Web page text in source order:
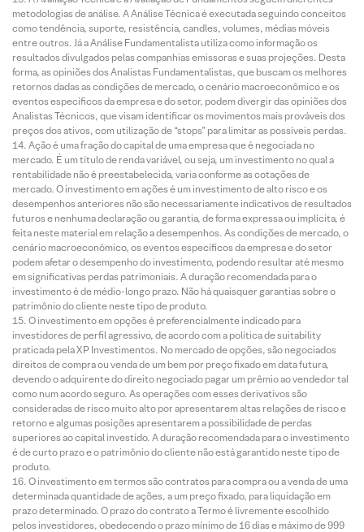
metodologias de análise. A Análise Técnica é executada seguindo conceitos
como tendência, suporte, resistência, candles, volumes, médias móveis
entre outros. Já a Análise Fundamentalista utiliza como informação os
resultados divulgados pelas companhias emissoras e suas projeções. Desta
forma, as opiniões dos Analistas Fundamentalistas, que buscam os melhores
retornos dadas as condições de mercado, o cenário macroeconômico e os
eventos específicos da empresa e do setor, podem divergir das opiniões dos
Analistas Técnicos, que visam identificar os movimentos mais prováveis dos
preços dos ativos, com utilização de “stops” para limitar as possíveis perdas.
Ação é uma fração do capital de uma empresa que é negociada no
mercado. É um título de renda variável, ou seja, um investimento no qual a
rentabilidade não é preestabelecida, varia conforme as cotações de
mercado. O investimento em ações é um investimento de alto risco e os
desempenhos anteriores não são necessariamente indicativos de resultados
futuros e nenhuma declaração ou garantia, de forma expressa ou implícita, é
feita neste material em relação a desempenhos. As condições de mercado, o
cenário macroeconômico, os eventos específicos da empresa e do setor
podem afetar o desempenho do investimento, podendo resultar até mesmo
em significativas perdas patrimoniais. A duração recomendada para o
investimento é de médio-longo prazo. Não há quaisquer garantias sobre o
patrimônio do cliente neste tipo de produto.
O investimento em opções é preferencialmente indicado para
investidores de perfil agressivo, de acordo com a política de suitability
praticada pela XP Investimentos. No mercado de opções, são negociados
direitos de compra ou venda de um bem por preço fixado em data futura,
devendo o adquirente do direito negociado pagar um prêmio ao vendedor tal
como num acordo seguro. As operações com esses derivativos são
consideradas de risco muito alto por apresentarem altas relações de risco e
retorno e algumas posições apresentarem a possibilidade de perdas
superiores ao capital investido. A duração recomendada para o investimento
é de curto prazo e o patrimônio do cliente não está garantido neste tipo de
produto.
O investimento em termos são contratos para compra ou a venda de uma
determinada quantidade de ações, a um preço fixado, para liquidação em
prazo determinado. O prazo do contrato a Termo é livremente escolhido
pelos investidores, obedecendo o prazo mínimo de 16 dias e máximo de 999